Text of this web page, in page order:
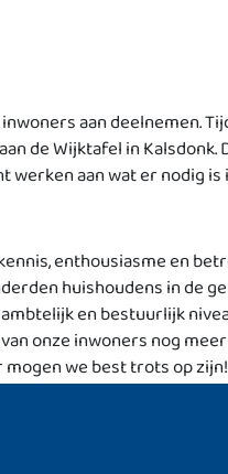
aan deelnemen.
de Wijktafel in
aan wat er nodig is
enthousiasme en
huishoudens in de
en bestuurlijk
onze inwoners nog
we best trots op